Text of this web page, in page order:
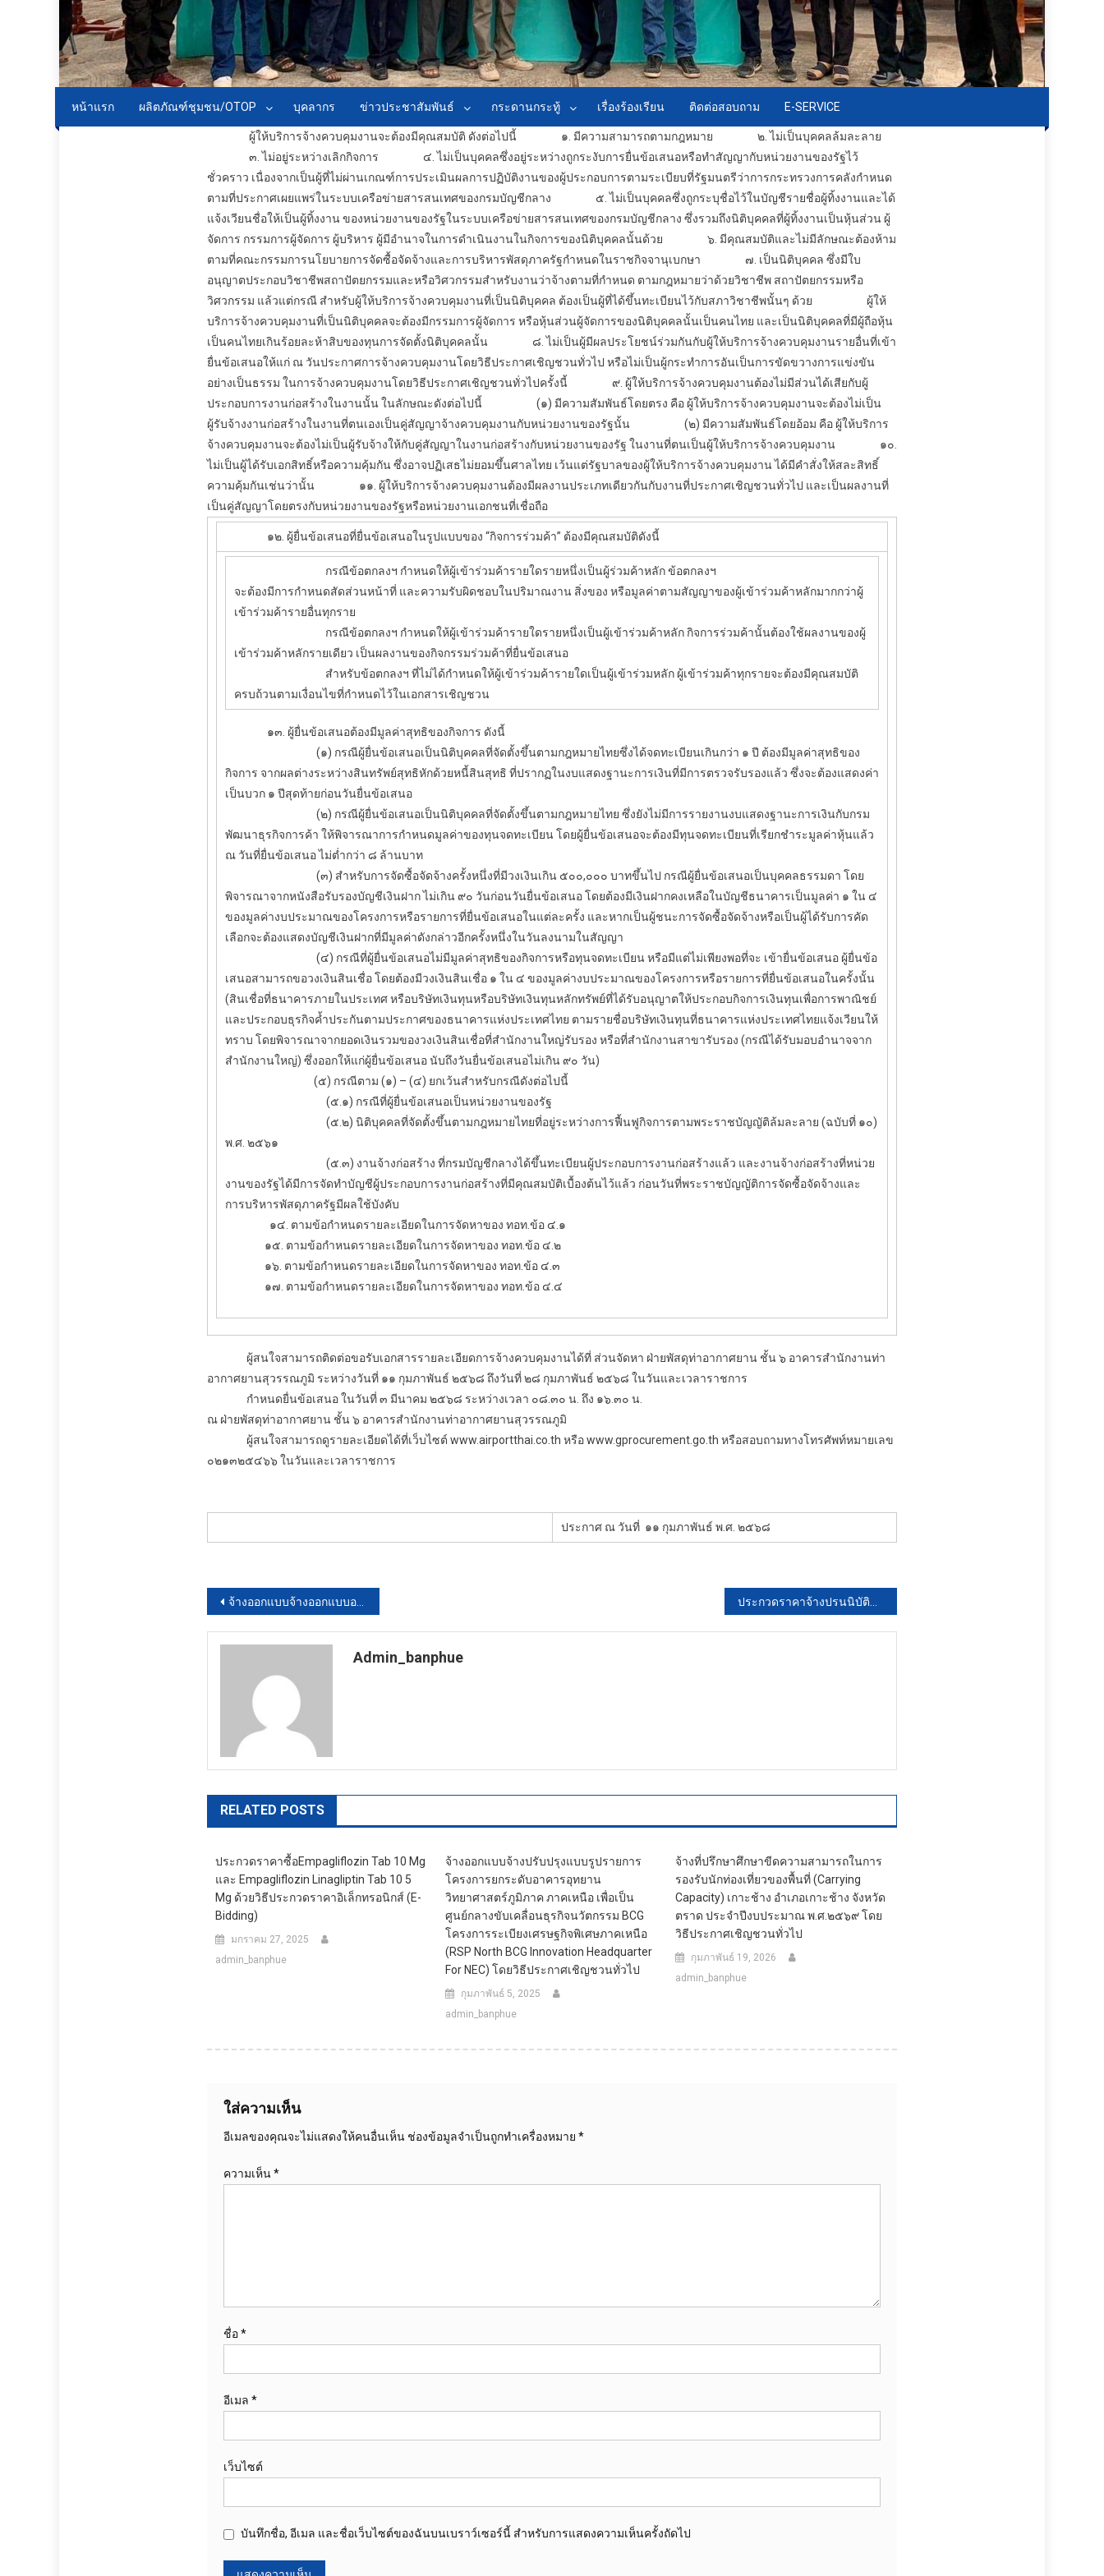
หน้าแรก ผลิตภัณฑ์ชุมชน/OTOP บุคลากร ข่าวประชาสัมพันธ์ กระดานกระทู้ เรื่องร้องเรียน ติดต่อสอบถาม E-SERVICE
ผู้ให้บริการจ้างควบคุมงานจะต้องมีคุณสมบัติ ดังต่อไปนี้ ๑. มีความสามารถตามกฎหมาย
๒. ไม่เป็นบุคคลล้มละลาย
๓. ไม่อยู่ระหว่างเลิกกิจการ
๔. ไม่เป็นบุคคลซึ่งอยู่ระหว่างถูกระงับการยื่นข้อเสนอหรือทำสัญญากับหน่วยงานของรัฐไว้
ชั่วคราว เนื่องจากเป็นผู้ที่ไม่ผ่านเกณฑ์การประเมินผลการปฏิบัติงานของผู้ประกอบการตามระเบียบที่รัฐมนตรีว่าการกระทรวงการคลังกำหนด
ตามที่ประกาศเผยแพร่ในระบบเครือข่ายสารสนเทศของกรมบัญชีกลาง
๕. ไม่เป็นบุคคลซึ่งถูกระบุชื่อไว้ในบัญชีรายชื่อผู้ทิ้งงานและได้
แจ้งเวียนชื่อให้เป็นผู้ทิ้งงาน ของหน่วยงานของรัฐในระบบเครือข่ายสารสนเทศของกรมบัญชีกลาง ซึ่งรวมถึงนิติบุคคลที่ผู้ทิ้งงานเป็นหุ้นส่วน ผู้
จัดการ กรรมการผู้จัดการ ผู้บริหาร ผู้มีอำนาจในการดำเนินงานในกิจการของนิติบุคคลนั้นด้วย
๖. มีคุณสมบัติและไม่มีลักษณะต้องห้าม
ตามที่คณะกรรมการนโยบายการจัดซื้อจัดจ้างและการบริหารพัสดุภาครัฐกำหนดในราชกิจจานุเบกษา
๗. เป็นนิติบุคคล ซึ่งมีใบ
อนุญาตประกอบวิชาชีพสถาปัตยกรรมและหรือวิศวกรรมสำหรับงานว่าจ้างตามที่กำหนด ตามกฎหมายว่าด้วยวิชาชีพ สถาปัตยกรรมหรือ
วิศวกรรม แล้วแต่กรณี สำหรับผู้ให้บริการจ้างควบคุมงานที่เป็นนิติบุคคล ต้องเป็นผู้ที่ได้ขึ้นทะเบียนไว้กับสภาวิชาชีพนั้นๆ ด้วย
ผู้ให้
บริการจ้างควบคุมงานที่เป็นนิติบุคคลจะต้องมีกรรมการผู้จัดการ หรือหุ้นส่วนผู้จัดการของนิติบุคคลนั้นเป็นคนไทย และเป็นนิติบุคคลที่มีผู้ถือหุ้น
เป็นคนไทยเกินร้อยละห้าสิบของทุนการจัดตั้งนิติบุคคลนั้น
๘. ไม่เป็นผู้มีผลประโยชน์ร่วมกันกับผู้ให้บริการจ้างควบคุมงานรายอื่นที่เข้า
ยื่นข้อเสนอให้แก่ ณ วันประกาศการจ้างควบคุมงานโดยวิธีประกาศเชิญชวนทั่วไป หรือไม่เป็นผู้กระทำการอันเป็นการขัดขวางการแข่งขัน
อย่างเป็นธรรม ในการจ้างควบคุมงานโดยวิธีประกาศเชิญชวนทั่วไปครั้งนี้ ๙. ผู้ให้บริการจ้างควบคุมงานต้องไม่มีส่วนได้เสียกับผู้
ประกอบการงานก่อสร้างในงานนั้น ในลักษณะดังต่อไปนี้
(๑) มีความสัมพันธ์โดยตรง คือ ผู้ให้บริการจ้างควบคุมงานจะต้องไม่เป็น
ผู้รับจ้างงานก่อสร้างในงานที่ตนเองเป็นคู่สัญญาจ้างควบคุมงานกับหน่วยงานของรัฐนั้น
(๒) มีความสัมพันธ์โดยอ้อม คือ ผู้ให้บริการ
จ้างควบคุมงานจะต้องไม่เป็นผู้รับจ้างให้กับคู่สัญญาในงานก่อสร้างกับหน่วยงานของรัฐ ในงานที่ตนเป็นผู้ให้บริการจ้างควบคุมงาน
๑๐.
ไม่เป็นผู้ได้รับเอกสิทธิ์หรือความคุ้มกัน ซึ่งอาจปฏิเสธไม่ยอมขึ้นศาลไทย เว้นแต่รัฐบาลของผู้ให้บริการจ้างควบคุมงานได้มีคำสั่งให้สละสิทธิ์
ความคุ้มกันเช่นว่านั้น
๑๑. ผู้ให้บริการจ้างควบคุมงานต้องมีผลงานประเภทเดียวกันกับงานที่ประกาศเชิญชวนทั่วไป และเป็นผลงานที่
เป็นคู่สัญญาโดยตรงกับหน่วยงานของรัฐหรือหน่วยงานเอกชนที่เชื่อถือ
๑๒. ผู้ยื่นข้อเสนอที่ยื่นข้อเสนอในรูปแบบของ “กิจการร่วมค้า” ต้องมีคุณสมบัติดังนี้
กรณีข้อตกลงฯ กำหนดให้ผู้เข้าร่วมค้ารายใดรายหนึ่งเป็นผู้ร่วมค้าหลัก ข้อตกลงฯ
จะต้องมีการกำหนดสัดส่วนหน้าที่ และความรับผิดชอบในปริมาณงาน สิ่งของ หรือมูลค่าตามสัญญาของผู้เข้าร่วมค้าหลักมากกว่าผู้
เข้าร่วมค้ารายอื่นทุกราย
กรณีข้อตกลงฯ กำหนดให้ผู้เข้าร่วมค้ารายใดรายหนึ่งเป็นผู้เข้าร่วมค้าหลัก กิจการร่วมค้านั้นต้องใช้ผลงานของผู้
เข้าร่วมค้าหลักรายเดียว เป็นผลงานของกิจกรรมร่วมค้าที่ยื่นข้อเสนอ
สำหรับข้อตกลงฯ ที่ไม่ได้กำหนดให้ผู้เข้าร่วมค้ารายใดเป็นผู้เข้าร่วมหลัก ผู้เข้าร่วมค้าทุกรายจะต้องมีคุณสมบัติ
ครบถ้วนตามเงื่อนไขที่กำหนดไว้ในเอกสารเชิญชวน
๑๓. ผู้ยื่นข้อเสนอต้องมีมูลค่าสุทธิของกิจการ ดังนี้
(๑) กรณีผู้ยื่นข้อเสนอเป็นนิติบุคคลที่จัดตั้งขึ้นตามกฎหมายไทยซึ่งได้จดทะเบียนเกินกว่า ๑ ปี ต้องมีมูลค่าสุทธิของ
กิจการ จากผลต่างระหว่างสินทรัพย์สุทธิหักด้วยหนี้สินสุทธิ ที่ปรากฏในงบแสดงฐานะการเงินที่มีการตรวจรับรองแล้ว ซึ่งจะต้องแสดงค่า
เป็นบวก ๑ ปีสุดท้ายก่อนวันยื่นข้อเสนอ
(๒) กรณีผู้ยื่นข้อเสนอเป็นนิติบุคคลที่จัดตั้งขึ้นตามกฎหมายไทย ซึ่งยังไม่มีการรายงานงบแสดงฐานะการเงินกับกรม
พัฒนาธุรกิจการค้า ให้พิจารณาการกำหนดมูลค่าของทุนจดทะเบียน โดยผู้ยื่นข้อเสนอจะต้องมีทุนจดทะเบียนที่เรียกชำระมูลค่าหุ้นแล้ว
ณ วันที่ยื่นข้อเสนอ ไม่ต่ำกว่า ๘ ล้านบาท
(๓) สำหรับการจัดซื้อจัดจ้างครั้งหนึ่งที่มีวงเงินเกิน ๕๐๐,๐๐๐ บาทขึ้นไป กรณีผู้ยื่นข้อเสนอเป็นบุคคลธรรมดา โดย
พิจารณาจากหนังสือรับรองบัญชีเงินฝาก ไม่เกิน ๙๐ วันก่อนวันยื่นข้อเสนอ โดยต้องมีเงินฝากคงเหลือในบัญชีธนาคารเป็นมูลค่า ๑ ใน ๔
ของมูลค่างบประมาณของโครงการหรือรายการที่ยื่นข้อเสนอในแต่ละครั้ง และหากเป็นผู้ชนะการจัดซื้อจัดจ้างหรือเป็นผู้ได้รับการคัด
เลือกจะต้องแสดงบัญชีเงินฝากที่มีมูลค่าดังกล่าวอีกครั้งหนึ่งในวันลงนามในสัญญา
(๔) กรณีที่ผู้ยื่นข้อเสนอไม่มีมูลค่าสุทธิของกิจการหรือทุนจดทะเบียน หรือมีแต่ไม่เพียงพอที่จะ เข้ายื่นข้อเสนอ ผู้ยื่นข้อ
เสนอสามารถขอวงเงินสินเชื่อ โดยต้องมีวงเงินสินเชื่อ ๑ ใน ๔ ของมูลค่างบประมาณของโครงการหรือรายการที่ยื่นข้อเสนอในครั้งนั้น
(สินเชื่อที่ธนาคารภายในประเทศ หรือบริษัทเงินทุนหรือบริษัทเงินทุนหลักทรัพย์ที่ได้รับอนุญาตให้ประกอบกิจการเงินทุนเพื่อการพาณิชย์
และประกอบธุรกิจค้ำประกันตามประกาศของธนาคารแห่งประเทศไทย ตามรายชื่อบริษัทเงินทุนที่ธนาคารแห่งประเทศไทยแจ้งเวียนให้
ทราบ โดยพิจารณาจากยอดเงินรวมของวงเงินสินเชื่อที่สำนักงานใหญ่รับรอง หรือที่สำนักงานสาขารับรอง (กรณีได้รับมอบอำนาจจาก
สำนักงานใหญ่) ซึ่งออกให้แก่ผู้ยื่นข้อเสนอ นับถึงวันยื่นข้อเสนอไม่เกิน ๙๐ วัน)
(๕) กรณีตาม (๑) – (๔) ยกเว้นสำหรับกรณีดังต่อไปนี้
(๕.๑) กรณีที่ผู้ยื่นข้อเสนอเป็นหน่วยงานของรัฐ
(๕.๒) นิติบุคคลที่จัดตั้งขึ้นตามกฎหมายไทยที่อยู่ระหว่างการฟื้นฟูกิจการตามพระราชบัญญัติล้มละลาย (ฉบับที่ ๑๐)
พ.ศ. ๒๕๖๑
(๕.๓) งานจ้างก่อสร้าง ที่กรมบัญชีกลางได้ขึ้นทะเบียนผู้ประกอบการงานก่อสร้างแล้ว และงานจ้างก่อสร้างที่หน่วย
งานของรัฐได้มีการจัดทำบัญชีผู้ประกอบการงานก่อสร้างที่มีคุณสมบัติเบื้องต้นไว้แล้ว ก่อนวันที่พระราชบัญญัติการจัดซื้อจัดจ้างและ
การบริหารพัสดุภาครัฐมีผลใช้บังคับ
๑๔. ตามข้อกำหนดรายละเอียดในการจัดหาของ ทอท.ข้อ ๔.๑
๑๕. ตามข้อกำหนดรายละเอียดในการจัดหาของ ทอท.ข้อ ๔.๒
๑๖. ตามข้อกำหนดรายละเอียดในการจัดหาของ ทอท.ข้อ ๔.๓
๑๗. ตามข้อกำหนดรายละเอียดในการจัดหาของ ทอท.ข้อ ๔.๔
ผู้สนใจสามารถติดต่อขอรับเอกสารรายละเอียดการจ้างควบคุมงานได้ที่ ส่วนจัดหา ฝ่ายพัสดุท่าอากาศยาน ชั้น ๖ อาคารสำนักงานท่า
อากาศยานสุวรรณภูมิ ระหว่างวันที่ ๑๑ กุมภาพันธ์ ๒๕๖๘ ถึงวันที่ ๒๘ กุมภาพันธ์ ๒๕๖๘ ในวันและเวลาราชการ
กำหนดยื่นข้อเสนอ ในวันที่ ๓ มีนาคม ๒๕๖๘ ระหว่างเวลา ๐๘.๓๐ น. ถึง ๑๖.๓๐ น.
ณ ฝ่ายพัสดุท่าอากาศยาน ชั้น ๖ อาคารสำนักงานท่าอากาศยานสุวรรณภูมิ
ผู้สนใจสามารถดูรายละเอียดได้ที่เว็บไซต์ www.airportthai.co.th หรือ www.gprocurement.go.th หรือสอบถามทางโทรศัพท์หมายเลข
๐๒๑๓๒๕๔๖๖ ในวันและเวลาราชการ
ประกาศ ณ วันที่ ๑๑ กุมภาพันธ์ พ.ศ. ๒๕๖๘
แนะแนว
เรื่อง
จ้างออกแบบจ้างออกแบบอาคารสำนักงาน องค์การบริหารส่วนตำบลหนองมะแซว (แห่งใหม่) โดยวิธีประกาศเชิญชวนทั่วไป
Admin_banphue
RELATED POSTS
ประกวดราคาซื้อEmpagliflozin Tab 10 Mg
และ Empagliflozin Linagliptin Tab 10 5
Mg ด้วยวิธีประกวดราคาอิเล็กทรอนิกส์ (e-
Bidding)
มกราคม 27, 2025
admin_banphue
จ้างออกแบบจ้างปรับปรุงแบบรูปรายการ
โครงการยกระดับอาคารอุทยาน
วิทยาศาสตร์ภูมิภาค ภาคเหนือ เพื่อเป็น
ศูนย์กลางขับเคลื่อนธุรกิจนวัตกรรม BCG
โครงการระเบียงเศรษฐกิจพิเศษภาคเหนือ
(RSP North BCG Innovation Headquarter
For NEC) โดยวิธีประกาศเชิญชวนทั่วไป
กุมภาพันธ์ 5, 2025
admin_banphue
จ้างที่ปรึกษาศึกษาขีดความสามารถในการ
รองรับนักท่องเที่ยวของพื้นที่ (Carrying
Capacity) เกาะช้าง อำเภอเกาะช้าง จังหวัด
ตราด ประจำปีงบประมาณ พ.ศ.๒๕๖๙ โดย
วิธีประกาศเชิญชวนทั่วไป
กุมภาพันธ์ 19, 2026
admin_banphue
ใส่ความเห็น
อีเมลของคุณจะไม่แสดงให้คนอื่นเห็น ช่องข้อมูลจำเป็นถูกทำเครื่องหมาย *
ความเห็น*
ชื่อ*
อีเมล *
เว็บไซต์
บันทึกชื่อ, อีเมล และชื่อเว็บไซต์ของฉันบนเบราว์เซอร์นี้ สำหรับการแสดงความเห็นครั้งถัดไป